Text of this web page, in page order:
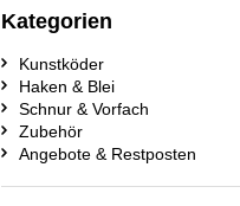
Kategorien
Kunstköder
Haken & Blei
Schnur & Vorfach
Zubehör
Angebote & Restposten